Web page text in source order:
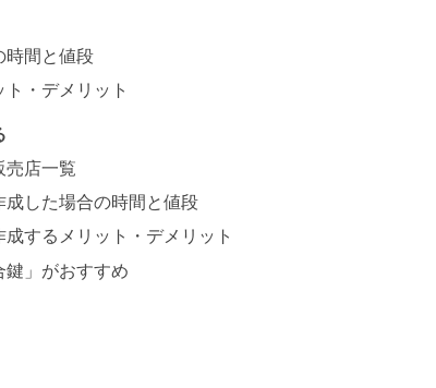
時間と値段
・デメリット
売店一覧
した場合の時間と値段
するメリット・デメリット
」がおすすめ